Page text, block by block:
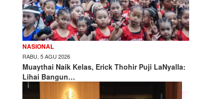
NASIONAL
RABU, 5 AGU 2026
Muaythai Naik Kelas, Erick Thohir Puji LaNyalla:
Lihai Bangun…